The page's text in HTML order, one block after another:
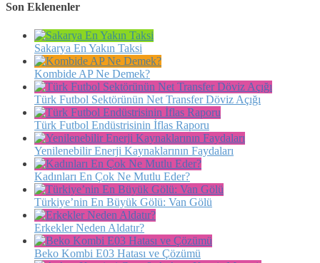
Son Eklenenler
Sakarya En Yakın Taksi
Kombide AP Ne Demek?
Türk Futbol Sektörünün Net Transfer Döviz Açığı
Türk Futbol Endüstrisinin İflas Raporu
Yenilenebilir Enerji Kaynaklarının Faydaları
Kadınları En Çok Ne Mutlu Eder?
Türkiye’nin En Büyük Gölü: Van Gölü
Erkekler Neden Aldatır?
Beko Kombi E03 Hatası ve Çözümü